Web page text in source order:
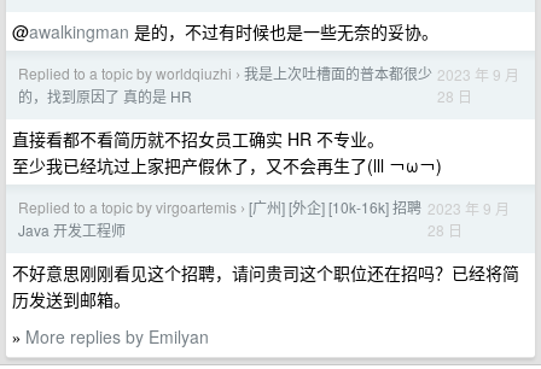
@awalkingman 是的，不过有时候也是一些无奈的妥协。
Replied to a topic by worldqiuzhi › 我是上次吐槽面的普本都很少
的，找到原因了 真的是 HR
2023 年 9 月
28 日
直接看都不看简历就不招女员工确实 HR 不专业。
至少我已经坑过上家把产假休了，又不会再生了(lll ￢ω￢)
Replied to a topic by virgoartemis › [广州] [外企] [10k-16k] 招聘
Java 开发工程师
2023 年 9 月
28 日
不好意思刚刚看见这个招聘，请问贵司这个职位还在招吗？已经将简
历发送到邮箱。
» More replies by Emilyan